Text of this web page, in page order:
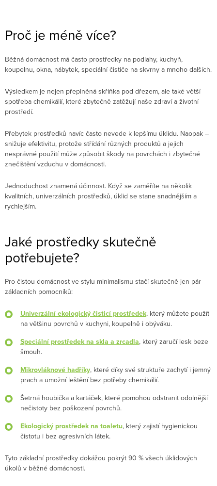
Proč je méně více?
Běžná domácnost má často prostředky na podlahy, kuchyň,
koupelnu, okna, nábytek, speciální čističe na skvrny a mnoho dalších.
Výsledkem je nejen přeplněná skříňka pod dřezem, ale také větší
spotřeba chemikálií, které zbytečně zatěžují naše zdraví a životní
prostředí.
Přebytek prostředků navíc často nevede k lepšímu úklidu. Naopak –
snižuje efektivitu, protože střídání různých produktů a jejich
nesprávné použití může způsobit škody na povrchách i zbytečné
znečištění vzduchu v domácnosti.
Jednoduchost znamená účinnost. Když se zaměříte na několik
kvalitních, univerzálních prostředků, úklid se stane snadnějším a
rychlejším.
Jaké prostředky skutečně
potřebujete?
Pro čistou domácnost ve stylu minimalismu stačí skutečně jen pár
základních pomocníků:
Univerzální ekologický čisticí prostředek, který můžete použít
na většinu povrchů v kuchyni, koupelně i obýváku.
Speciální prostředek na skla a zrcadla, který zaručí lesk beze
šmouh.
Mikrovláknové hadříky, které díky své struktuře zachytí i jemný
prach a umožní leštění bez potřeby chemikálií.
Šetrná houbička a kartáček, které pomohou odstranit odolnější
nečistoty bez poškození povrchů.
Ekologický prostředek na toaletu, který zajistí hygienickou
čistotu i bez agresivních látek.
Tyto základní prostředky dokážou pokrýt 90 % všech úklidových
úkolů v běžné domácnosti.